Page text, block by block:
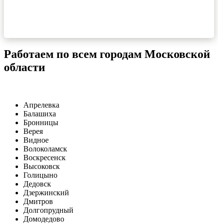
Работаем по всем городам Московской
области
Апрелевка
Балашиха
Бронницы
Верея
Видное
Волоколамск
Воскресенск
Высоковск
Голицыно
Дедовск
Дзержинский
Дмитров
Долгопрудный
Домодедово